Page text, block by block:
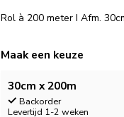
Rol à 200 meter I Afm.
Maak een keuze
30cm x 200m
Backorder
Levertijd 1-2 weken